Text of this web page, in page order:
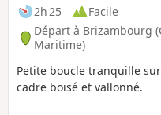
2h 25
Facile
Départ à Brizambourg
Maritime)
Petite boucle tranquille
cadre boisé et vallonné.